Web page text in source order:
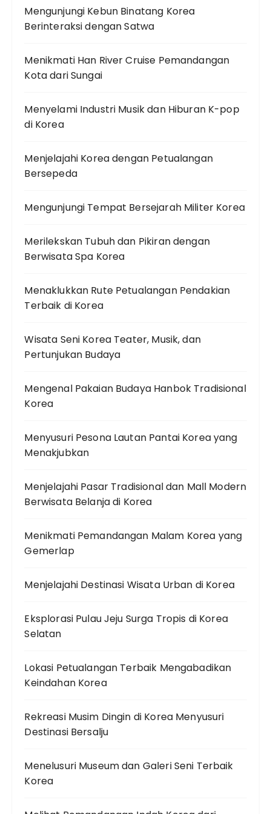
Mengunjungi Kebun Binatang Korea
Berinteraksi dengan Satwa
Menikmati Han River Cruise Pemandangan
Kota dari Sungai
Menyelami Industri Musik dan Hiburan K-pop
di Korea
Menjelajahi Korea dengan Petualangan
Bersepeda
Mengunjungi Tempat Bersejarah Militer Korea
Merilekskan Tubuh dan Pikiran dengan
Berwisata Spa Korea
Menaklukkan Rute Petualangan Pendakian
Terbaik di Korea
Wisata Seni Korea Teater, Musik, dan
Pertunjukan Budaya
Mengenal Pakaian Budaya Hanbok Tradisional
Korea
Menyusuri Pesona Lautan Pantai Korea yang
Menakjubkan
Menjelajahi Pasar Tradisional dan Mall Modern
Berwisata Belanja di Korea
Menikmati Pemandangan Malam Korea yang
Gemerlap
Menjelajahi Destinasi Wisata Urban di Korea
Eksplorasi Pulau Jeju Surga Tropis di Korea
Selatan
Lokasi Petualangan Terbaik Mengabadikan
Keindahan Korea
Rekreasi Musim Dingin di Korea Menyusuri
Destinasi Bersalju
Menelusuri Museum dan Galeri Seni Terbaik
Korea